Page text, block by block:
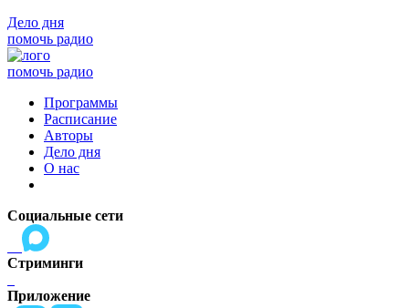
Дело дня
помочь радио
помочь радио
Программы
Расписание
Авторы
Дело дня
О нас
Социальные сети
Стриминги
Приложение